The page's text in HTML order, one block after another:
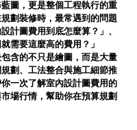
圖，更是整個工程執行的重
劃裝修時，最常遇到的問題
計圖費用到底怎麼算？」、
需要這麼高的費用？」
含的不只是繪圖，而是大量
劃、工法整合與施工細節推
一次了解室內設計圖費用的
場行情，幫助你在預算規劃